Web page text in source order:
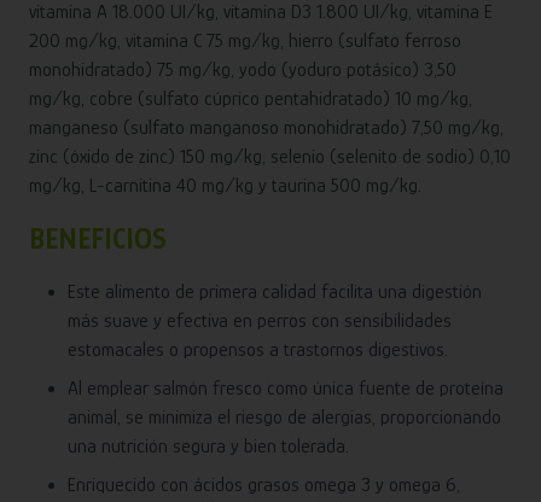
vitamina A 18.000 UI/kg, vitamina D3 1.800 UI/kg, vitamina E
200 mg/kg, vitamina C 75 mg/kg, hierro (sulfato ferroso
monohidratado) 75 mg/kg, yodo (yoduro potásico) 3,50
mg/kg, cobre (sulfato cúprico pentahidratado) 10 mg/kg,
manganeso (sulfato manganoso monohidratado) 7,50 mg/kg,
zinc (óxido de zinc) 150 mg/kg, selenio (selenito de sodio) 0,10
mg/kg, L-carnitina 40 mg/kg y taurina 500 mg/kg.
BENEFICIOS
Este alimento de primera calidad facilita una digestión
más suave y efectiva en perros con sensibilidades
estomacales o propensos a trastornos digestivos.
Al emplear salmón fresco como única fuente de proteína
animal, se minimiza el riesgo de alergias, proporcionando
una nutrición segura y bien tolerada.
Enriquecido con ácidos grasos omega 3 y omega 6,